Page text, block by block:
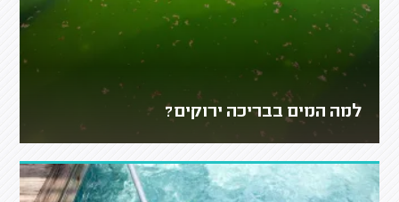
למה המים בבריכה ירוקים?